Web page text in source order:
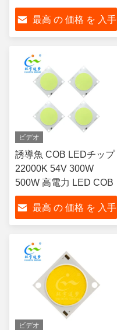
最高 の 価格 を 入手
ビデオ
誘導魚 COB LEDチップ
22000K 54V 300W
500W 高電力 LED COB
最高 の 価格 を 入手
ビデオ